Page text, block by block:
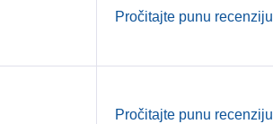
Pročitajte punu recenziju
Pročitajte punu recenziju